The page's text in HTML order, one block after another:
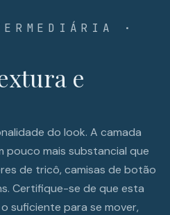
·
e
do look. A camada
pouco mais substancial que
de tricô, camisas de botão
Certifique-se de que esta
suficiente para se mover,